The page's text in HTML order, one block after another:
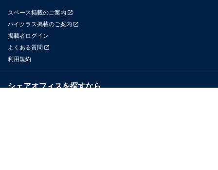
スペース掲載のご案内
ハイクラス掲載のご案内
掲載者ログイン
よくある質問
利用規約
シェアオフィスを探すなら